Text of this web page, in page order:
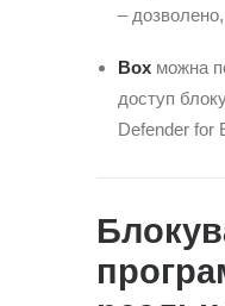
–
Box можна
доступ
Defender for